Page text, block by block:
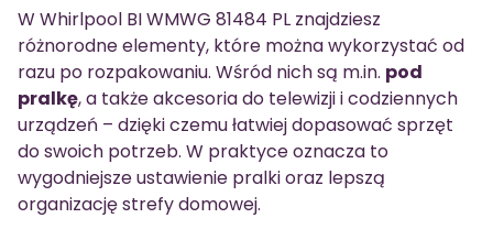
W Whirlpool BI WMWG 81484 PL znajdziesz
różnorodne elementy, które można wykorzystać od
razu po rozpakowaniu. Wśród nich są m.in. pod
pralkę, a także akcesoria do telewizji i codziennych
urządzeń – dzięki czemu łatwiej dopasować sprzęt
do swoich potrzeb. W praktyce oznacza to
wygodniejsze ustawienie pralki oraz lepszą
organizację strefy domowej.